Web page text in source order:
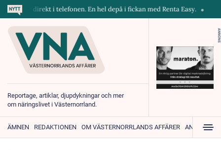
direkt i telefonen. En hel depå i fickan med Renta Easy.
Reportage, artiklar, djupdykningar och mer
om näringslivet i Västernorrland.
ANNONS
ÄMNEN REDAKTIONEN OM VÄSTERNORRLANDS AFFÄRER